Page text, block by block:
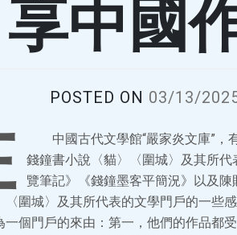
享中國
POSTED ON 03/13/
中國古代文學館“嚴家炎文庫”
錢鐘書小說〈貓〉〈圍城〉及其所
覽筆記》《錢鐘墨客平簡況》以及
〈圍城〉及其所代表的文學門戶的一些
一個門戶的來由：第一，他們的作品都